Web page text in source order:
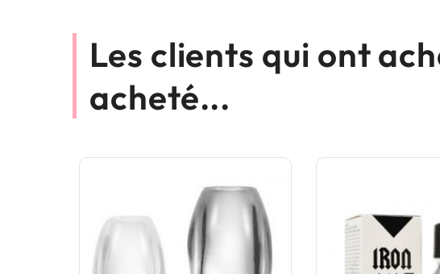
Les clients qui ont
acheté...